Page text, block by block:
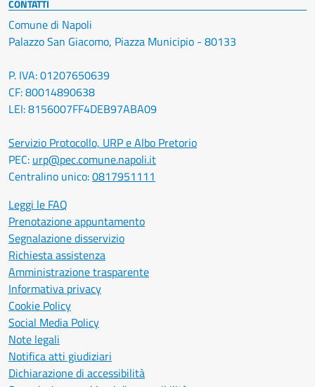
CONTATTI
Comune di Napoli
Palazzo San Giacomo, Piazza Municipio - 80133
P. IVA: 01207650639
CF: 80014890638
LEI: 8156007FF4DEB97ABA09
Servizio Protocollo, URP e Albo Pretorio
PEC: urp@pec.comune.napoli.it
Centralino unico:0817951111
Leggi le FAQ
Prenotazione appuntamento
Segnalazione disservizio
Richiesta assistenza
Amministrazione trasparente
Informativa privacy
Cookie Policy
Social Media Policy
Note legali
Notifica atti giudiziari
Dichiarazione di accessibilità